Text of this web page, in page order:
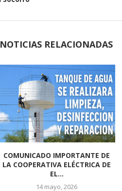
NOTICIAS RELACIONADAS
El Carnaval 2026 en El Socorro
fue un...
5 marzo, 2026